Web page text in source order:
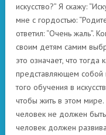
искусство?” Я скажу:
мне с гордостью:
ответил: “Очень жаль”.
своим детям самим
это означает, что
представляющем собой
того обучения в
чтобы жить в этом
человек не должен
человек должен